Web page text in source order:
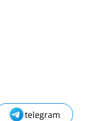
telegram